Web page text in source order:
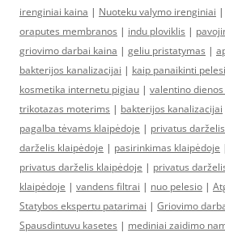
irenginiai kaina | Nuoteku valymo irenginiai |
oraputes membranos | indu ploviklis |
griovimo darbai kaina | geliu pristatymas |
bakterijos kanalizacijai | kaip panaikinti
kosmetika internetu pigiau | valentino
trikotazas moterims | bakterijos kanalizacijai
pagalba tėvams klaipėdoje | privatus
darželis klaipėdoje | pasirinkimas klaipėdoje
privatus darželis klaipėdoje | privatus
klaipėdoje | vandens filtrai | nuo pelesio |
Statybos ekspertu patarimai | Griovimo
Spausdintuvu kasetes | mediniai zaidimo